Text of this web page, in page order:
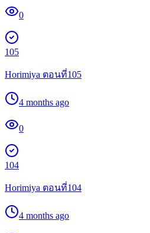
0
105
Horimiya ตอนที่105
4 months ago
0
104
Horimiya ตอนที่104
4 months ago